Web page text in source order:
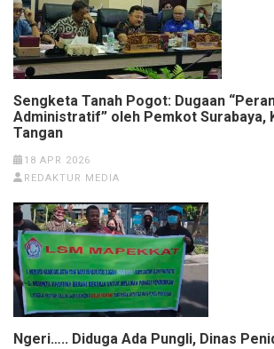
Sengketa Tanah Pogot: Dugaan
Administratif” oleh Pemkot Surabaya,
Tangan
18 APR 2026
REDAKTUR MEDIA
Ngeri….. Diduga Ada Pungli, Dinas